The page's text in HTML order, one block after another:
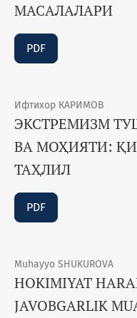
МАСАЛАЛАРИ
PDF
Ифтихор КАРИМОВ
ЭКСТРЕМИЗМ
ВА МОҲИЯТИ:
ТАҲЛИЛ
PDF
Muhayyo SHUKUROVA
HOKIMIYAT
JAVOBGARLIK